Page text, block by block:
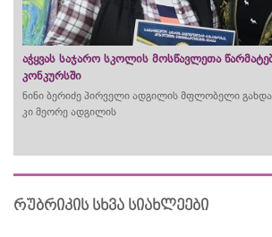
აჭყვას საჯარო სკოლის მოსწავლეთა
კონკურსში
ნინი ბერიძე პირველი ადგილის მფლობელი
კი მეორე ადგილის
რუბრიკის სხვა სიახლეები